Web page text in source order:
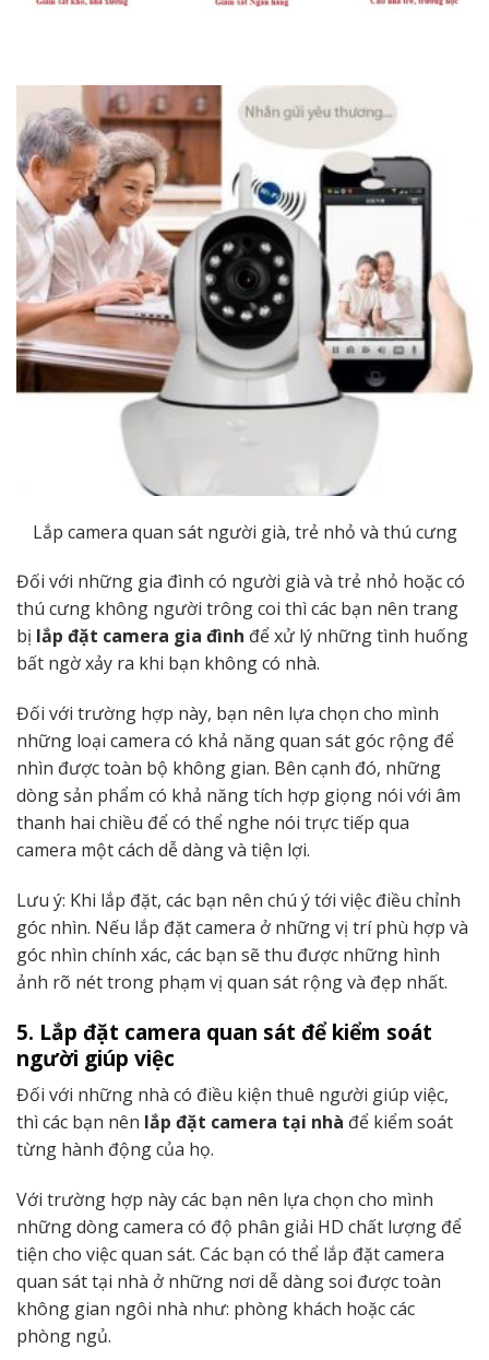
Lắp camera quan sát người già, trẻ nhỏ và thú cưng
Đối với những gia đình có người già và trẻ nhỏ hoặc có
thú cưng không người trông coi thì các bạn nên trang
bị lắp đặt camera gia đình để xử lý những tình huống
bất ngờ xảy ra khi bạn không có nhà.
Đối với trường hợp này, bạn nên lựa chọn cho mình
những loại camera có khả năng quan sát góc rộng để
nhìn được toàn bộ không gian. Bên cạnh đó, những
dòng sản phẩm có khả năng tích hợp giọng nói với âm
thanh hai chiều để có thể nghe nói trực tiếp qua
camera một cách dễ dàng và tiện lợi.
Lưu ý: Khi lắp đặt, các bạn nên chú ý tới việc điều chỉnh
góc nhìn. Nếu lắp đặt camera ở những vị trí phù hợp và
góc nhìn chính xác, các bạn sẽ thu được những hình
ảnh rõ nét trong phạm vị quan sát rộng và đẹp nhất.
5. Lắp đặt camera quan sát để kiểm soát
người giúp việc
Đối với những nhà có điều kiện thuê người giúp việc,
thì các bạn nên lắp đặt camera tại nhà để kiểm soát
từng hành động của họ.
Với trường hợp này các bạn nên lựa chọn cho mình
những dòng camera có độ phân giải HD chất lượng để
tiện cho việc quan sát. Các bạn có thể lắp đặt camera
quan sát tại nhà ở những nơi dễ dàng soi được toàn
không gian ngôi nhà như: phòng khách hoặc các
phòng ngủ.